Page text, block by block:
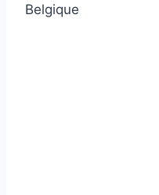
Belgique